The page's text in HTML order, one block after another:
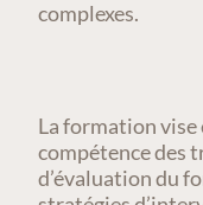
complexes.
La formation vise
compétence des
d’évaluation du